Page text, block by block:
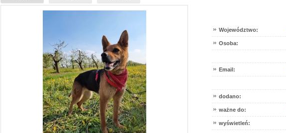
Województwo:
Osoba:
Email:
dodano:
ważne do:
wyświetleń: